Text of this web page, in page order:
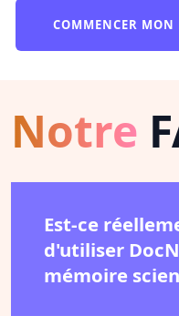
COMMENCER
Notre
Est-ce
d'utiliser
mémoire